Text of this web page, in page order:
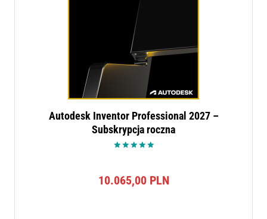
Autodesk Inventor Professional 2027 –
Subskrypcja roczna
10.065,00 PLN